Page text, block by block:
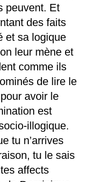
peuvent. Et
des faits
et sa logique
leur mène et
comme ils
de lire le
avoir le
est
illogique.
tu n’arrives
tu le sais
affects